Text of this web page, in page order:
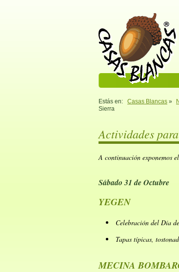
Estás en: Casas Blancas »
Sierra
Actividades
A continuación exponemos
Sábado 31 de Octubre
YEGEN
Celebración del Día
Tapas típicas,
MECINA